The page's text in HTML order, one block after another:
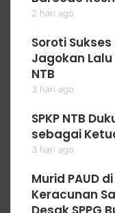
2 hari ago
Soroti
Jagokan Lalu
NTB
3 hari ago
SPKP NTB
sebagai
3 hari ago
Murid PAUD
Keracunan